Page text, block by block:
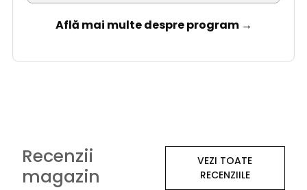
Află mai multe despre program →
Recenzii
magazin
VEZI TOATE
RECENZIILE